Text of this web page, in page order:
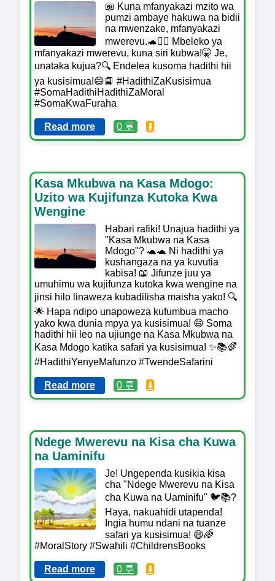
📖 Kuna mfanyakazi mzito wa
pumzi ambaye hakuwa na bidii
na mwenzake, mfanyakazi
mwerevu.🐢🏃‍♂️ Mbeleko ya
mfanyakazi mwerevu, kuna siri kubwa!🤫 Je,
unataka kujua?🔍 Endelea kusoma hadithi hii
ya kusisimua!😄📘 #HadithiZaKusisimua
#SomaHadithiHadithiZaMoral
#SomaKwaFuraha
Read more 0 💬 ⬇️
Kasa Mkubwa na Kasa Mdogo:
Uzito wa Kujifunza Kutoka Kwa
Wengine
Habari rafiki! Unajua hadithi ya
"Kasa Mkubwa na Kasa
Mdogo"? 🐢🐢 Ni hadithi ya
kushangaza na ya kuvutia
kabisa! 📖 Jifunze juu ya
umuhimu wa kujifunza kutoka kwa wengine na
jinsi hilo linaweza kubadilisha maisha yako! 🔍
🌟 Hapa ndipo unapoweza kufumbua macho
yako kwa dunia mpya ya kusisimua! 😄 Soma
hadithi hii leo na ujiunge na Kasa Mkubwa na
Kasa Mdogo katika safari ya kusisimua! ✨📚🌈
#HadithiYenyeMafunzo #TwendeSafarini
Read more 0 💬 ⬇️
Ndege Mwerevu na Kisa cha Kuwa
na Uaminifu
Je! Ungependa kusikia kisa
cha "Ndege Mwerevu na Kisa
cha Kuwa na Uaminifu" 🐦📚?
Haya, nakuahidi utapenda!
Ingia humu ndani na tuanze
safari ya kusisimua! 😄🌈
#MoralStory #Swahili #ChildrensBooks
Read more 0 💬 ⬇️